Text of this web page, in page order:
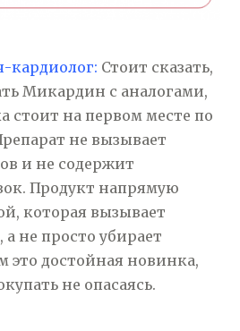
кардиолог: Стоит сказать,
Микардин с аналогами,
стоит на первом месте по
не вызывает
и не содержит
Продукт напрямую
которая вызывает
не просто убирает
это достойная новинка,
не опасаясь.